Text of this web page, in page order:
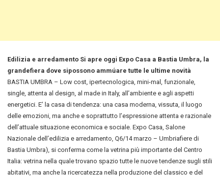
Edilizia e arredamento Si apre oggi Expo Casa a Bastia Umbra, la
grandefiera dove sipossono ammúare tutte le ultime novità
BASTIA UMBRA – Low cost, ipertecnologica, mini-mal, funzionale,
single, attenta al design, al made in Italy, all’ambiente e agli aspetti
energetici. E’ la casa di tendenza: una casa moderna, vissuta, il luogo
delle emozioni, ma anche e soprattutto l’espressione attenta e razionale
dell’attuale situazione economica e sociale. Expo Casa, Salone
Nazionale dell’edilizia e arredamento, Q6/14 marzo – Umbriafiere di
Bastia Umbra), si conferma come la vetrina più importante del Centro
Italia: vetrina nella quale trovano spazio tutte le nuove tendenze sugli stili
abitativi, ma anche la ricercatezza nella produzione del classico e del